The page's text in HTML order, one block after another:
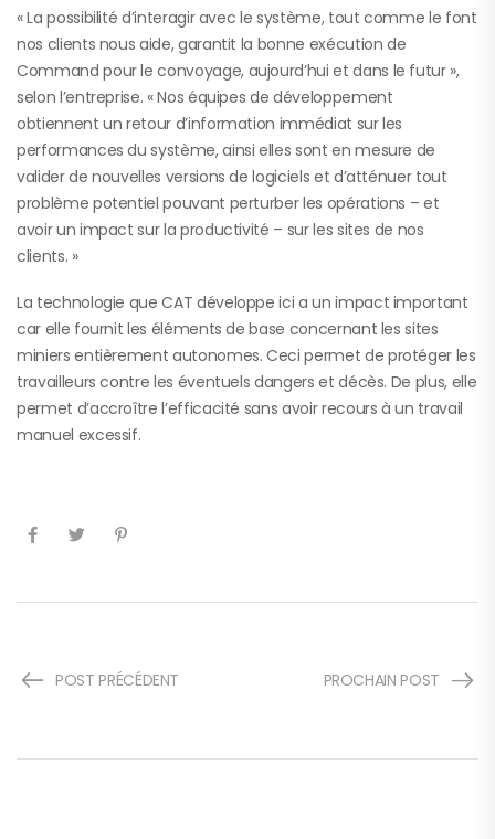
« La possibilité d’interagir avec le système, tout comme le font
nos clients nous aide, garantit la bonne exécution de
Command pour le convoyage, aujourd’hui et dans le futur »,
selon l’entreprise. « Nos équipes de développement
obtiennent un retour d’information immédiat sur les
performances du système, ainsi elles sont en mesure de
valider de nouvelles versions de logiciels et d’atténuer tout
problème potentiel pouvant perturber les opérations – et
avoir un impact sur la productivité – sur les sites de nos
clients. »
La technologie que CAT développe ici a un impact important
car elle fournit les éléments de base concernant les sites
miniers entièrement autonomes. Ceci permet de protéger les
travailleurs contre les éventuels dangers et décès. De plus, elle
permet d’accroître l’efficacité sans avoir recours à un travail
manuel excessif.
POST PRÉCÉDENT PROCHAIN POST